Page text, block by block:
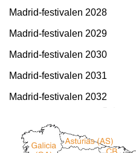
Madrid-festivalen 2028
Madrid-festivalen 2029
Madrid-festivalen 2030
Madrid-festivalen 2031
Madrid-festivalen 2032